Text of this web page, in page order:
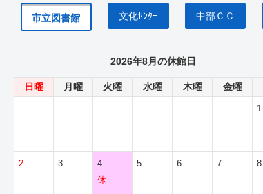
市立図書館 文化ｾﾝﾀｰ 中部ＣＣ
2026年8月の休館日
日曜 月曜 火曜 水曜 木曜 金曜
1
2 3
4
休
5 6 7 8